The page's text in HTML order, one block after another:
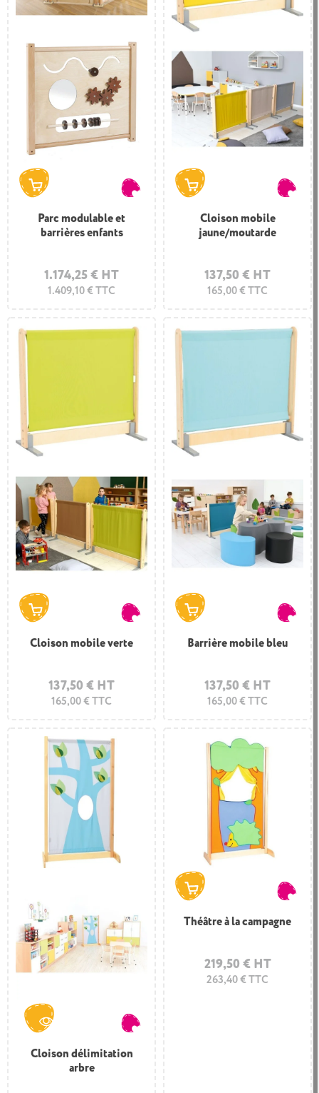
Parc modulable et
barrières enfants
1.174,25 € HT
1.409,10 € TTC
Cloison mobile
jaune/moutarde
137,50 € HT
165,00 € TTC
Cloison mobile verte
137,50 € HT
165,00 € TTC
Barrière mobile bleu
137,50 € HT
165,00 € TTC
Cloison délimitation
arbre
Théâtre à la campagne
219,50 € HT
263,40 € TTC